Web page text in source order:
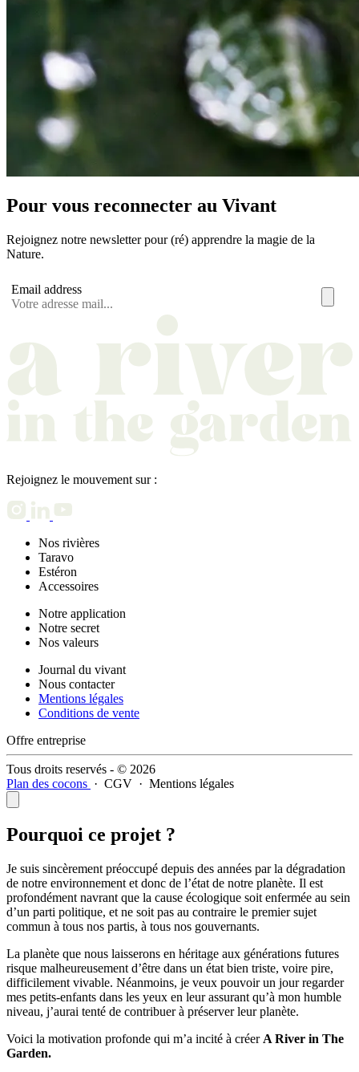
Pour vous reconnecter au Vivant
Rejoignez notre newsletter pour (ré) apprendre la magie de la
Nature.
Email address
Rejoignez le mouvement sur :
Nos rivières
Taravo
Estéron
Accessoires
Notre application
Notre secret
Nos valeurs
Journal du vivant
Nous contacter
Mentions légales
Conditions de vente
Offre entreprise
Tous droits reservés - © 2026
Plan des cocons · CGV · Mentions légales
Pourquoi ce projet ?
Je suis sincèrement préoccupé depuis des années par la dégradation
de notre environnement et donc de l’état de notre planète. Il est
profondément navrant que la cause écologique soit enfermée au sein
d’un parti politique, et ne soit pas au contraire le premier sujet
commun à tous nos partis, à tous nos gouvernants.
La planète que nous laisserons en héritage aux générations futures
risque malheureusement d’être dans un état bien triste, voire pire,
difficilement vivable. Néanmoins, je veux pouvoir un jour regarder
mes petits-enfants dans les yeux en leur assurant qu’à mon humble
niveau, j’aurai tenté de contribuer à préserver leur planète.
Voici la motivation profonde qui m’a incité à créer A River in The
Garden.